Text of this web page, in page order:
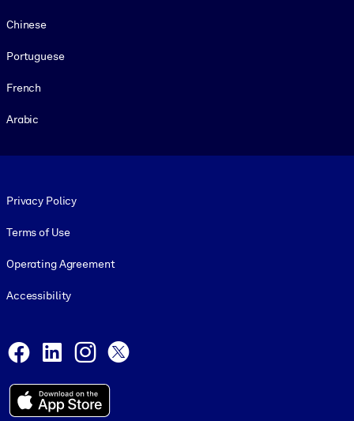
Chinese
Portuguese
French
Arabic
Privacy Policy
Terms of Use
Operating Agreement
Accessibility
Facebook
LinkedInInstagram